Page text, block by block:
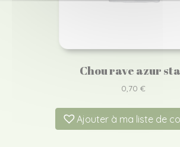
Chou rave azur
0,70 €
Ajouter à ma liste de